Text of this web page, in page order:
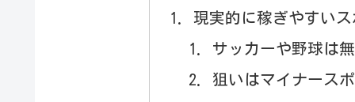
現実的に稼ぎやすい
サッカーや野球は
狙いはマイナース